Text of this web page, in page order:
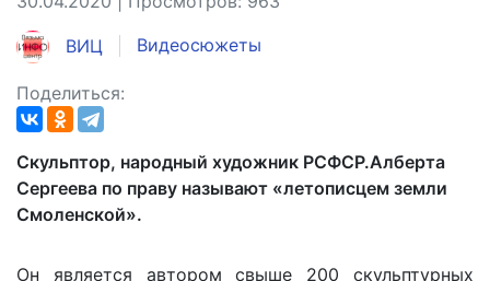
ВИЦ Видеосюжеты
Поделиться:
Скульптор, народный художник РСФСР.Алберта
Сергеева по праву называют «летописцем земли
Смоленской».
Он является автором свыше 200 скульптурных